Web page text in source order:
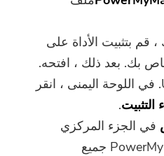
قم بتثبيت الأداة على
انقر فوق Uninstaller. في اللوحة اليمنى ، انقر
التثبيت.
في الجزء المركزي
السفلي. سيحدد PowerMyMac جميع